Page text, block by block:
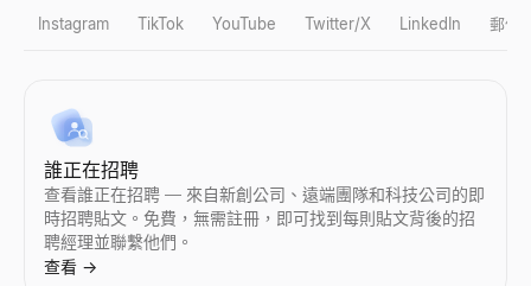
Instagram TikTok YouTube Twitter/X LinkedIn 郵件
Instagram 假粉檢測
即時檢測 Instagram 假粉絲。我們的免費工具分析互動率、粉絲
查看→
TikTok 假粉檢測
即時檢測 TikTok 假粉絲。我們的免費工具分析互動率、粉絲質量
查看→
YouTube 粉絲數查詢
檢視任意 YouTube 頻道的實時訂閱者數和頻道統計。檢視訂閱者
查看→
X 個人檔案檢視器
匿名檢視公開的 X（Twitter）個人檔案 —— 無需登入。瀏覽任何
查看→
LinkedIn 潛在客戶資格鑑定器
貼上 LinkedIn 貼文——查看作者是否是買家並獲得個性化回覆。
查看→
批量電子郵件驗證工具
免費驗證大量電子郵件清單 — 即時移除無效、一次性及垃圾郵件
查看→
公司檔案搜尋
即時查詢任意公司檔案。獲取行業、員工數、收入、融資、地址
查看→
誰正在招聘
查看誰正在招聘 — 來自新創公司、遠端團隊和科技公司的即
時招聘貼文。免費，無需註冊，即可找到每則貼文背後的招
聘經理並聯繫他們。
查看 →